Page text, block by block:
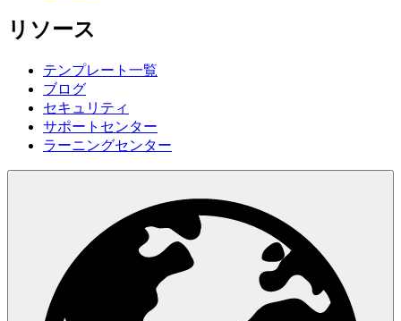
リソース
テンプレート一覧
ブログ
セキュリティ
サポートセンター
ラーニングセンター